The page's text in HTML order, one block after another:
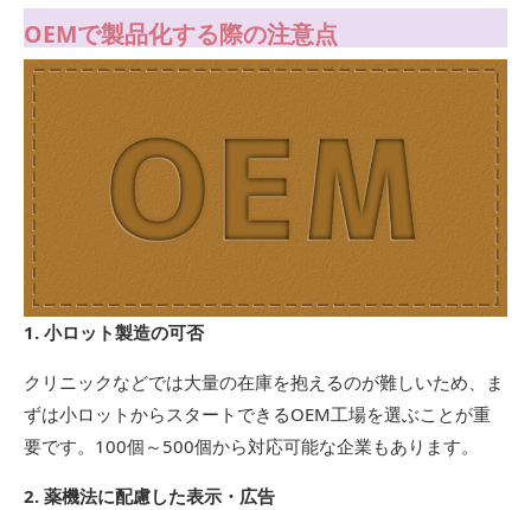
OEMで製品化する際の注意点
1. 小ロット製造の可否
クリニックなどでは大量の在庫を抱えるのが難しいため、ま
ずは小ロットからスタートできるOEM工場を選ぶことが重
要です。100個～500個から対応可能な企業もあります。
2. 薬機法に配慮した表示・広告